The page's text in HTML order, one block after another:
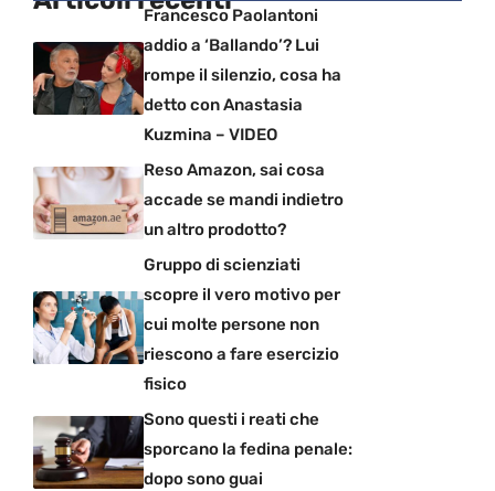
Francesco Paolantoni
addio a ‘Ballando’? Lui
rompe il silenzio, cosa ha
detto con Anastasia
Kuzmina – VIDEO
Reso Amazon, sai cosa
accade se mandi indietro
un altro prodotto?
Gruppo di scienziati
scopre il vero motivo per
cui molte persone non
riescono a fare esercizio
fisico
Sono questi i reati che
sporcano la fedina penale:
dopo sono guai